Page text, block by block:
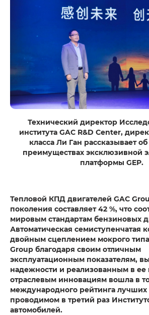
Технический директор
института GAC R&D Center,
класса Ли Ган рассказывает
преимуществах эксклюзивной
платформы GEP.
Тепловой КПД двигателей GAC
поколения составляет 42 %, что
мировым стандартам бензиновых
Автоматическая семиступенчатая
двойным сцеплением мокрого
Group благодаря своим отличным
эксплуатационным показателям,
надежности и реализованным в ее
отраслевым инновациям вошла в
международного рейтинга
проводимом в третий раз
автомобилей.